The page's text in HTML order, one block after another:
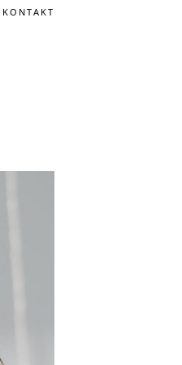
KONTAKT